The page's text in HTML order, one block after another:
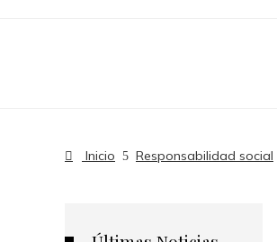
Inicio Responsabilidad social